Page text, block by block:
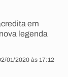
em
legenda
01/2020 às 17:12